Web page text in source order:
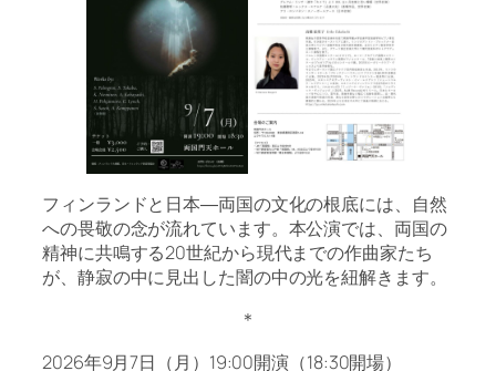
フィンランドと日本―両国の文化の根底には、自然
への畏敬の念が流れています。本公演では、両国の
精神に共鳴する20世紀から現代までの作曲家たち
が、静寂の中に見出した闇の中の光を紐解きます。
＊
2026年9月7日（月）19:00開演（18:30開場）